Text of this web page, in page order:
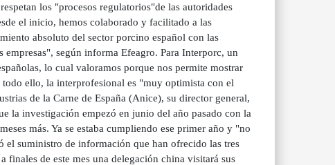
los "procesos regulatorios"de las autoridades
el inicio, hemos colaborado y facilitado a las
absoluto del sector porcino español con las
según informa Efeagro. Para Interporc, un
lo cual valoramos porque nos permite mostrar
ello, la interprofesional es "muy optimista con el
de la Carne de España (Anice), su director general,
la investigación empezó en junio del año pasado con la
más. Ya se estaba cumpliendo ese primer año y "no
suministro de información que han ofrecido las tres
finales de este mes una delegación china visitará sus